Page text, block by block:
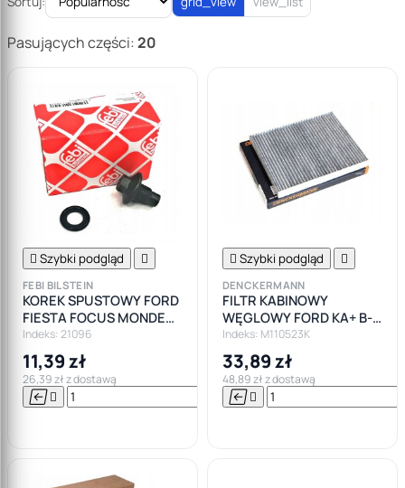
Pasujących części:20
 Szybki podgląd 
FEBI BILSTEIN
KOREK SPUSTOWY FORD
FIESTA FOCUS MONDEO
GALAXY KA
Indeks: 21096
11,39 zł
26,39 zł z dostawą
  

 Szybki podgląd 
DENCKERMANN
FILTR KABINOWY
WĘGLOWY FORD KA+ B-
MAX ECOSPORT
Indeks: M110523K
33,89 zł
48,89 zł z dostawą
 